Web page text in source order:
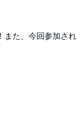
た、今回参加さ